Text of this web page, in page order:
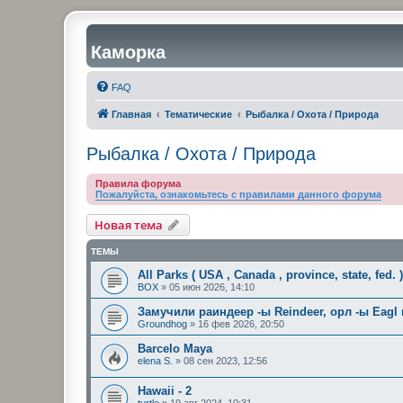
Каморка
FAQ
Главная Тематические Рыбалка / Охота / Природа
Рыбалка / Охота / Природа
Правила форума
Пожалуйста, ознакомьтесь с правилами данного форума
Новая тема
ТЕМЫ
All Parks ( USA , Canada , province, state, fed.
BOX » 05 июн 2026, 14:10
Замучили раиндеер -ы Reindeer, орл -ы Eagl
Groundhog » 16 фев 2026, 20:50
Barcelo Maya
elena S. » 08 сен 2023, 12:56
Hawaii - 2